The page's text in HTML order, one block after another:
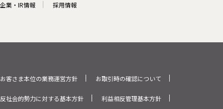
企業・IR情報 採用情報
お客さま本位の業務運営方針 お取引時の確認について
反社会的勢力に対する基本方針 利益相反管理基本方針